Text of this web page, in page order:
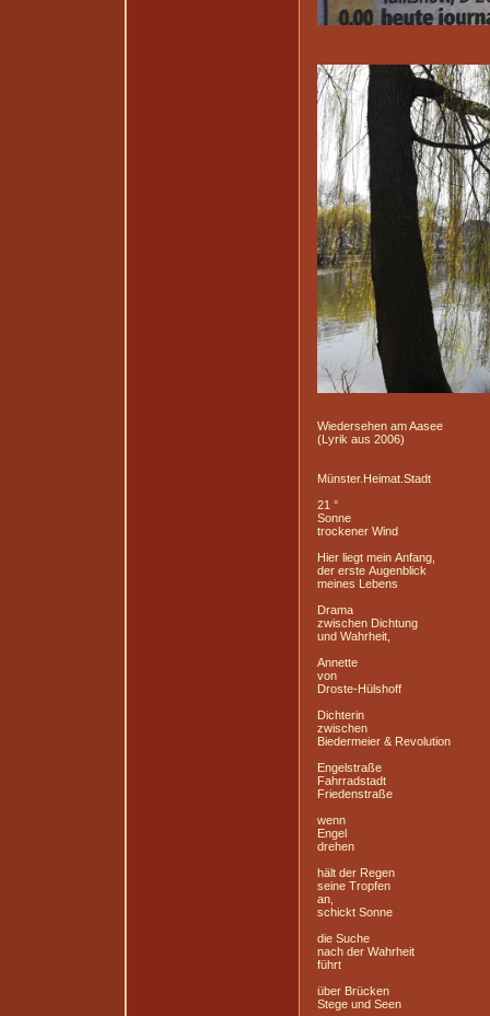
Wiedersehen am Aasee
(Lyrik aus 2006)
Münster.Heimat.Stadt
21 °
Sonne
trockener Wind
Hier liegt mein Anfang,
der erste Augenblick
meines Lebens
Drama
zwischen Dichtung
und Wahrheit,
Annette
von
Droste-Hülshoff
Dichterin
zwischen
Biedermeier & Revolution
Engelstraße
Fahrradstadt
Friedenstraße
wenn
Engel
drehen
hält der Regen
seine Tropfen
an,
schickt Sonne
die Suche
nach der Wahrheit
führt
über Brücken
Stege und Seen